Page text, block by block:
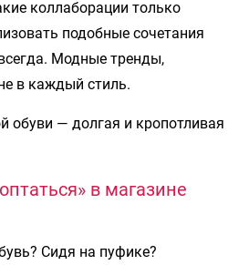
коллаборации только
подобные сочетания
Модные тренды,
в каждый стиль.
обуви — долгая и кропотливая
в магазине
Сидя на пуфике?